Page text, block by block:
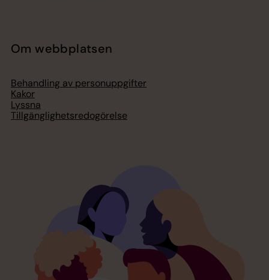
Om webbplatsen
Behandling av personuppgifter
Kakor
Lyssna
Tillgänglighetsredogörelse